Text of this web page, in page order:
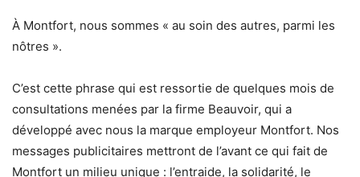
À Montfort, nous sommes « au soin des autres, parmi les
nôtres ».
C’est cette phrase qui est ressortie de quelques mois de
consultations menées par la firme Beauvoir, qui a
développé avec nous la marque employeur Montfort. Nos
messages publicitaires mettront de l’avant ce qui fait de
Montfort un milieu unique : l’entraide, la solidarité, le